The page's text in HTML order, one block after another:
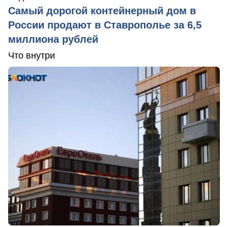
Самый дорогой контейнерный дом в
России продают в Ставрополье за 6,5
миллиона рублей
Что внутри